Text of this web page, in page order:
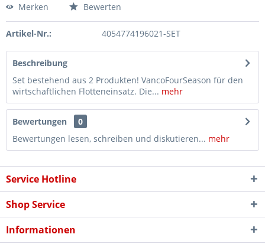
Merken Bewerten
Artikel-Nr.: 4054774196021-SET
Beschreibung
Set bestehend aus 2 Produkten! VancoFourSeason für den
wirtschaftlichen Flotteneinsatz. Die... mehr
Bewertungen
0
Bewertungen lesen, schreiben und diskutieren... mehr
Service Hotline
Shop Service
Informationen